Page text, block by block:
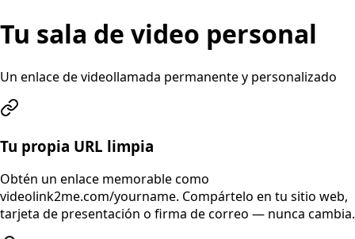
Tu sala de video personal
Un enlace de videollamada permanente y personalizado
Tu propia URL limpia
Obtén un enlace memorable como
videolink2me.com/yourname. Compártelo en tu sitio web,
tarjeta de presentación o firma de correo — nunca cambia.